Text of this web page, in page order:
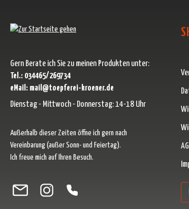
Gern Berate ich Sie zu meinen Produkten unter:
Tel.: 034465/269734
eMail: mail@toepferei-kroener.de
Dienstag - Mittwoch - Donnerstag: 14-18 Uhr
Außerhalb dieser Zeiten öffne ich gern nach
Vereinbarung (außer Sonn- und Feiertag).
Ich freue mich auf Ihren Besuch.
Besuche uns auf Facebook – öffnet in neuem Tab (externer Link)
Schau auf Instagram vorbei – öffnet in neuem Tab
Lass dich auf Pinterest inspirieren – öffnet in
Folge uns auf X – öffnet in neuem Tab